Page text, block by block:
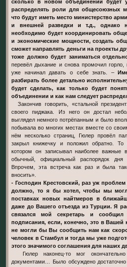
сколько в новом объединении будет
распределять роли для общесоюзных
что будут иметь место министерство
и внешней разведки и т.д., однако
необходимо будет координировать
и экономические мощности, создать
сможет направлять деньги на проекты
тоже должно будет заниматься
перевёл дыхание и снова промочил горло,
уже начинал давать о себе знать. –
разбирать более детально
будет сделать, как только будет
объединении и как нам следует
Закончив говорить, «стальной
своего пиджака. Из него он достал
выглядел немного потрёпанным и было
побывала во многих местах вместе со
нём несколько страниц, Гюлер провёл
закрыл книжечку и положил обратно.
котором он записывал наиболее важные
обычный, официальный распорядок
Впрочем, эта встреча как раз и была
вносить».
- Господин Крестовский, раз уж
должно, то я бы хотел, чтобы мы
поставках новых найтмеров в
даже до Вашего отъезда из Турции. Я
связался мой секретарь и
подписания, если, конечно, это в Вашей
не могли бы Вы сообщить нам как
человек в Стамбул и тогда мы уже
этого значимого соглашения для наших
Гюлер наконец-то мог
документами… Было обсуждено